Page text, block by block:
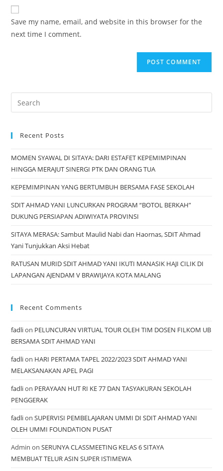
Save my name, email, and website in this browser for the
next time I comment.
Recent Posts
MOMEN SYAWAL DI SITAYA: DARI ESTAFET KEPEMIMPINAN
HINGGA MERAJUT SINERGI PTK DAN ORANG TUA
KEPEMIMPINAN YANG BERTUMBUH BERSAMA FASE SEKOLAH
SDIT AHMAD YANI LUNCURKAN PROGRAM “BOTOL BERKAH”
DUKUNG PERSIAPAN ADIWIYATA PROVINSI
SITAYA MERASA: Sambut Maulid Nabi dan Haornas, SDIT Ahmad
Yani Tunjukkan Aksi Hebat
RATUSAN MURID SDIT AHMAD YANI IKUTI MANASIK HAJI CILIK DI
LAPANGAN AJENDAM V BRAWIJAYA KOTA MALANG
Recent Comments
fadlion PELUNCURAN VIRTUAL TOUR OLEH TIM DOSEN FILKOM UB
BERSAMA SDIT AHMAD YANI
fadlion HARI PERTAMA TAPEL 2022/2023 SDIT AHMAD YANI
MELAKSANAKAN APEL PAGI
fadlion PERAYAAN HUT RI KE 77 DAN TASYAKURAN SEKOLAH
PENGGERAK
fadlionSUPERVISI PEMBELAJARAN UMMI DI SDIT AHMAD YANI
OLEH UMMI FOUNDATION PUSAT
Admin onSERUNYA CLASSMEETING KELAS 6 SITAYA
MEMBUAT TELUR ASIN SUPER ISTIMEWA